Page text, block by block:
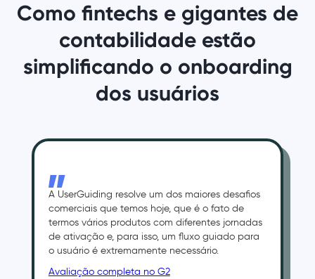
Como fintechs e gigantes de
contabilidade estão
simplificando o onboarding
dos usuários
A UserGuiding resolve um dos maiores desafios
comerciais que temos hoje, que é o fato de
termos vários produtos com diferentes jornadas
de ativação e, para isso, um fluxo guiado para
o usuário é extremamente necessário.
Avaliação completa no G2